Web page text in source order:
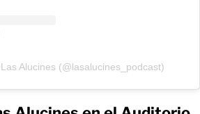
Alucines (@lasalucines_podcast)